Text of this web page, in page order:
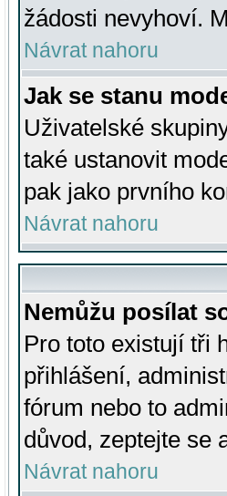
žádosti nevyhoví.
Návrat nahoru
Jak se stanu
Uživatelské
také ustanovit
pak jako prvního
Návrat nahoru
Nemůžu posílat
Pro toto existují tři
přihlášení,
fórum nebo to
důvod, zeptejte se
Návrat nahoru